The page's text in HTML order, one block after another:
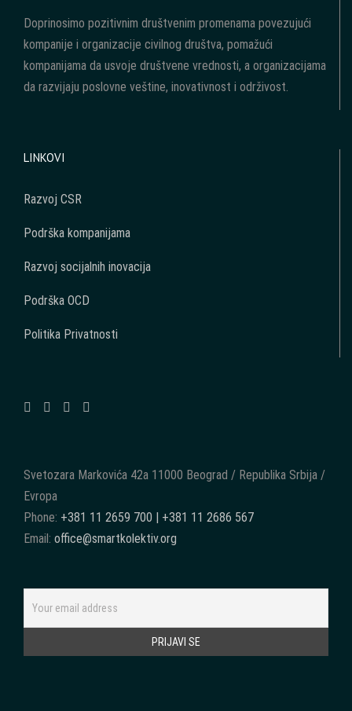
Doprinosimo pozitivnim društvenim promenama povezujući
kompanije i organizacije civilnog društva, pomažući
kompanijama da usvoje društvene vrednosti, a organizacijama
da razvijaju poslovne veštine, inovativnost i održivost.
LINKOVI
Razvoj CSR
Podrška kompanijama
Razvoj socijalnih inovacija
Podrška OCD
Politika Privatnosti
Svetozara Markovića 42a 11000 Beograd / Republika Srbija /
Evropa
Phone: +381 11 2659 700 | +381 11 2686 567
Email: office@smartkolektiv.org